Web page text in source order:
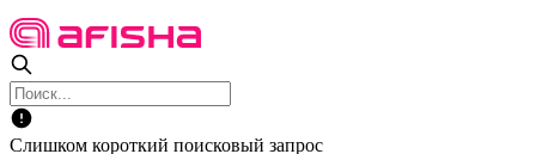
Слишком короткий поисковый запрос